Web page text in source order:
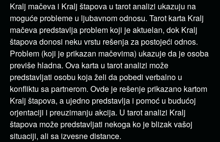
Kralj mačeva i Kralj štapova u tarot analizi ukazuju na
moguće probleme u ljubavnom odnosu. Tarot karta Kralj
mačeva predstavlja problem koji je aktuelan, dok Kralj
štapova donosi neku vrstu rešenja za postojeći odnos.
Problem (koji je prikazan mačevima) ukazuje da je osoba
previše hladna. Ova karta u tarot analizi može
predstavljati osobu koja želi da pobedi verbalno u
konfliktu sa partnerom. Ovde je rešenje prikazano kartom
Kralj štapova, a ujedno predstavlja i pomoć u budućoj
orjentaciji i preuzimanju akcija. U tarot analizi Kralj
štapova može predstavljati nekoga ko je blizak vašoj
situaciji, ali sa izvesne distance.